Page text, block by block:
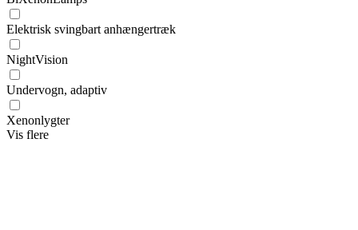
Elektrisk svingbart anhængertræk
NightVision
Undervogn, adaptiv
Xenonlygter
Vis flere